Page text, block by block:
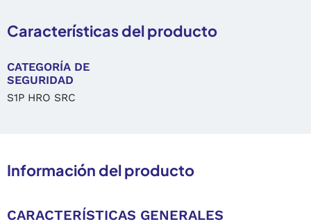
Características del producto
CATEGORÍA DE
SEGURIDAD
S1P HRO SRC
Información del producto
CARACTERÍSTICAS GENERALES